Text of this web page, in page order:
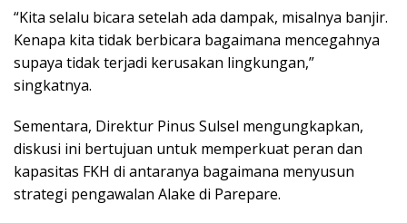
“Kita selalu bicara setelah ada dampak, misalnya banjir.
Kenapa kita tidak berbicara bagaimana mencegahnya
supaya tidak terjadi kerusakan lingkungan,”
singkatnya.
Sementara, Direktur Pinus Sulsel mengungkapkan,
diskusi ini bertujuan untuk memperkuat peran dan
kapasitas FKH di antaranya bagaimana menyusun
strategi pengawalan Alake di Parepare.